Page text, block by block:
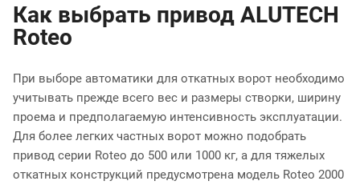
Как выбрать привод ALUTECH
Roteo
При выборе автоматики для откатных ворот необходимо
учитывать прежде всего вес и размеры створки, ширину
проема и предполагаемую интенсивность эксплуатации.
Для более легких частных ворот можно подобрать
привод серии Roteo до 500 или 1000 кг, а для тяжелых
откатных конструкций предусмотрена модель Roteo 2000